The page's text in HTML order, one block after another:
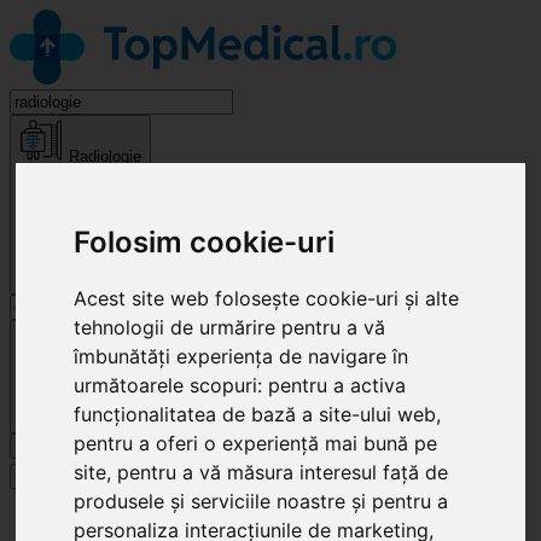
Folosim cookie-uri
Acest site web folosește cookie-uri și alte
tehnologii de urmărire pentru a vă
îmbunătăți experiența de navigare în
următoarele scopuri: pentru a activa
funcționalitatea de bază a site-ului web,
pentru a oferi o experiență mai bună pe
site, pentru a vă măsura interesul față de
produsele și serviciile noastre și pentru a
personaliza interacțiunile de marketing,
Radiologie
Cluj-Napoca
Specialități
Clinici